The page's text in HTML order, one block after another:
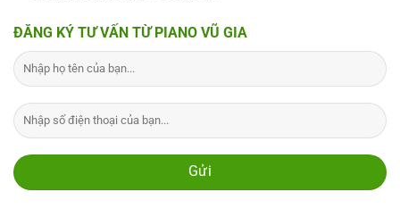
ĐĂNG KÝ TƯ VẤN TỪ PIANO VŨ GIA